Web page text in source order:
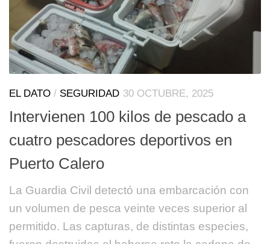
EL DATO / SEGURIDAD 30 OCTUBRE, 2025
Intervienen 100 kilos de pescado a
cuatro pescadores deportivos en
Puerto Calero
La Guardia Civil detectó una embarcación con
un volumen de pesca veinte veces superior al
permitido. Las capturas, de distintas especies,